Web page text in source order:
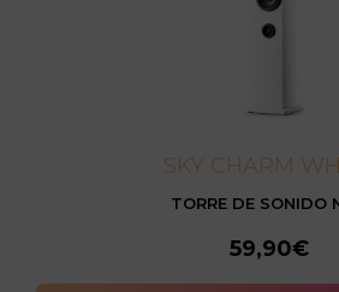
SKY CHARM
TORRE DE SONIDO
59,90€